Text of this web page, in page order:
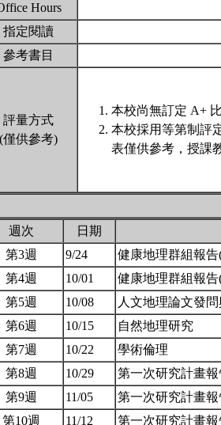
Hours
指定閱讀
參考書目
評量方式
(僅供參考)
本校尚無訂定 A+
本校採用等第制評
表僅供參考，授課
週次
日期
第3週
9/24
健康地理群組報
第4週
10/01
健康地理群組報
第5週
10/08
人文地理論文發
第6週
10/15
自然地理研究
第7週
10/22
學術倫理
第8週
10/29
第一次研究計畫報
第9週
11/05
第一次研究計畫報
第10週
11/12 第一次研究計畫報